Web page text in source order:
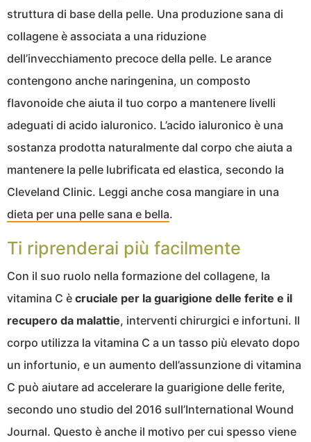
struttura di base della pelle. Una produzione sana di
collagene è associata a una riduzione
dell’invecchiamento precoce della pelle. Le arance
contengono anche naringenina, un composto
flavonoide che aiuta il tuo corpo a mantenere livelli
adeguati di acido ialuronico. L’acido ialuronico è una
sostanza prodotta naturalmente dal corpo che aiuta a
mantenere la pelle lubrificata ed elastica, secondo la
Cleveland Clinic. Leggi anche cosa mangiare in una
dieta per una pelle sana e bella.
Ti riprenderai più facilmente
Con il suo ruolo nella formazione del collagene, la
vitamina C è cruciale per la guarigione delle ferite e il
recupero da malattie, interventi chirurgici e infortuni. Il
corpo utilizza la vitamina C a un tasso più elevato dopo
un infortunio, e un aumento dell’assunzione di vitamina
C può aiutare ad accelerare la guarigione delle ferite,
secondo uno studio del 2016 sull’International Wound
Journal. Questo è anche il motivo per cui spesso viene